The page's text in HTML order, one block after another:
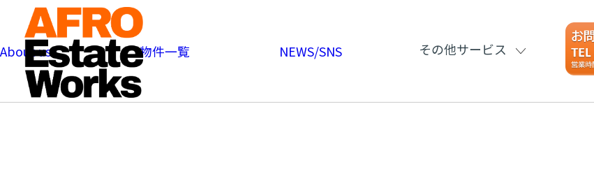
を
ッ
About us 物件一覧 NEWS/SNS その他サービス